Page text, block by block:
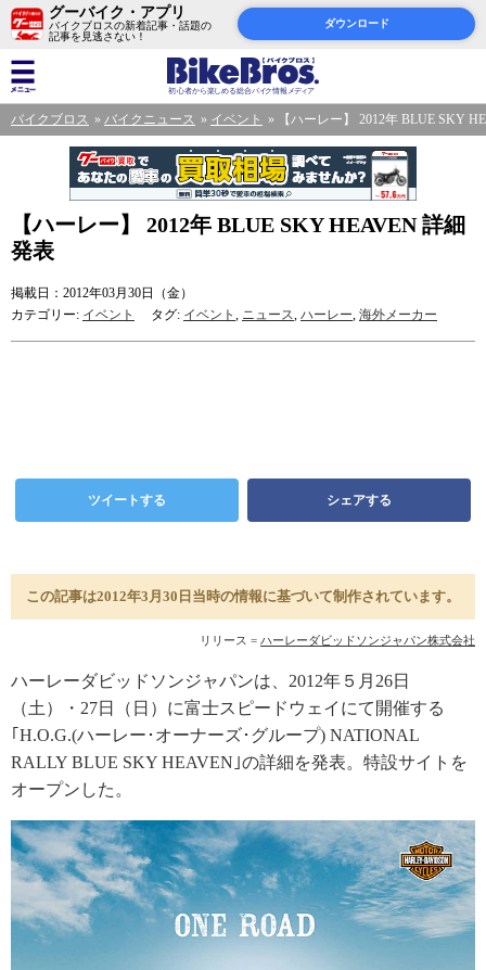
グーバイク・アプリ
バイクブロスの新着記事・話題の
記事を見逃さない！
ダウンロード
バイクブロス バイクニュース イベント 【ハーレー】 2012年 BLUE SKY
【ハーレー】 2012年 BLUE SKY HEAVEN 詳細
発表
掲載日：2012年03月30日（金）
カテゴリー: イベント タグ: イベント , ニュース, ハーレー, 海外メーカー
ツイートする シェアする
この記事は2012年3月30日当時の情報に基づいて制作されています。
リリース = ハーレーダビッドソンジャパン株式会社
ハーレーダビッドソンジャパンは、2012年５月26日
（土）・27日（日）に富士スピードウェイにて開催する
｢H.O.G.(ハーレー･オーナーズ･グループ) NATIONAL
RALLY BLUE SKY HEAVEN｣の詳細を発表。特設サイトを
オープンした。